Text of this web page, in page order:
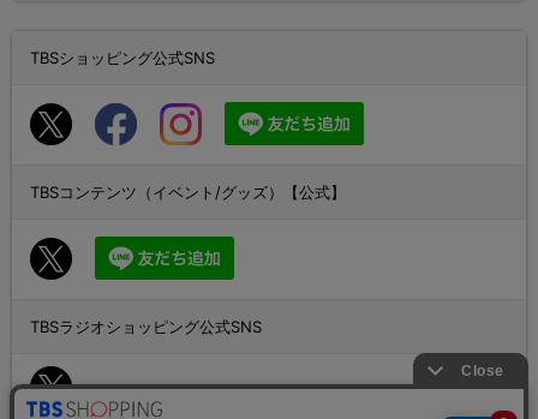
TBSショッピング公式SNS
TBSコンテンツ（イベント/グッズ）【公式】
TBSラジオショッピング公式SNS